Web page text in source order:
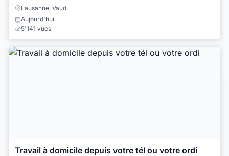
Lausanne, Vaud
Aujourd'hui
5'141 vues
Travail à domicile depuis votre tél ou votre ordi